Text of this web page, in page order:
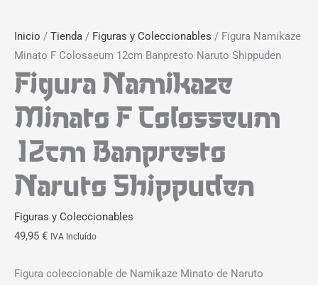
Inicio / Tienda / Figuras y Coleccionables / Figura Namikaze
Minato F Colosseum 12cm Banpresto Naruto Shippuden
Figura Namikaze
Minato F Colosseum
12cm Banpresto
Naruto Shippuden
Figuras y Coleccionables
49,95 € IVA Incluído
Figura coleccionable de Namikaze Minato de Naruto